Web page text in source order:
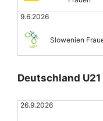
9.6.2026
Slowenien
Deutschland U21
26.9.2026